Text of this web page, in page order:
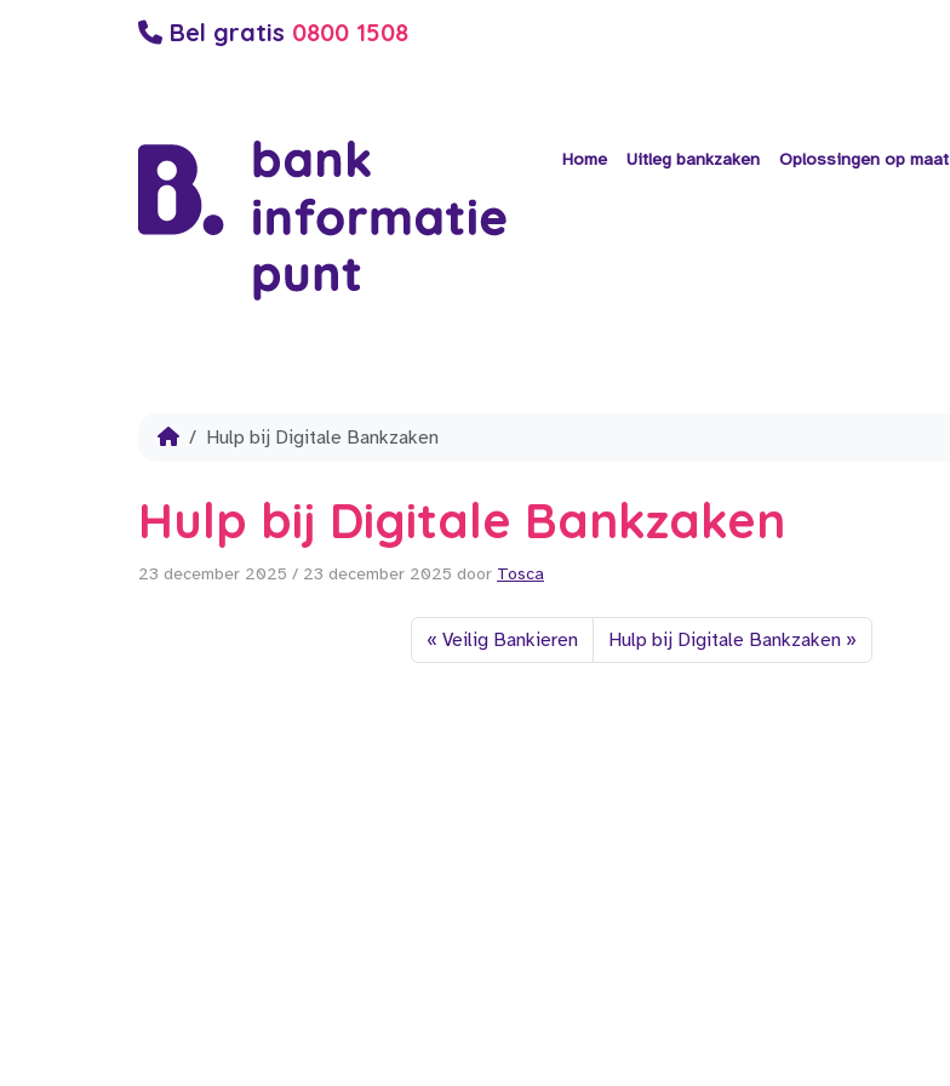
Bel gratis 0800 1508
Home Uitleg bankzaken Oplossingen op maat
Hulp bij Digitale Bankzaken
Hulp bij Digitale Bankzaken
23 december 2025 / 23 december 2025 door Tosca
Veilig Bankieren Hulp bij Digitale Bankzaken